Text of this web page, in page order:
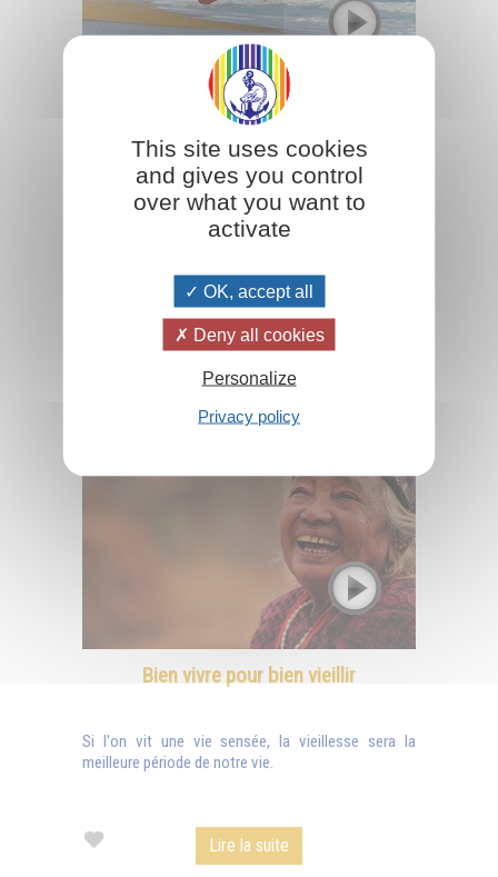
Comment éviter d'être malade ?
Il est très important d'améliorer notre façon de vivre
au lieu de compter uniquement sur les
médicaments, même s’ils peuvent être utiles.
Lire la suite
Bien vivre pour bien vieillir
Si l'on vit une vie sensée, la vieillesse sera la
meilleure période de notre vie.
Lire la suite
This site uses cookies
and gives you control
over what you want to
activate
OK, accept all
Deny all cookies
Personalize
Privacy policy